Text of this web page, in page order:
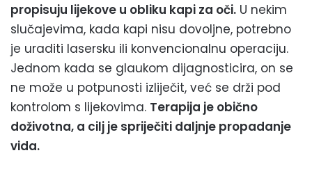
propisuju lijekove u obliku kapi za oči. U nekim
slučajevima, kada kapi nisu dovoljne, potrebno
je uraditi lasersku ili konvencionalnu operaciju.
Jednom kada se glaukom dijagnosticira, on se
ne može u potpunosti izliječit, već se drži pod
kontrolom s lijekovima. Terapija je obično
doživotna, a cilj je spriječiti daljnje propadanje
vida.